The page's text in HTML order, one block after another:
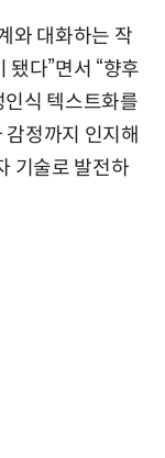
와 대화하는 작
됐다”면서 “향후
인식 텍스트화를
정까지 인지해
기술로 발전하